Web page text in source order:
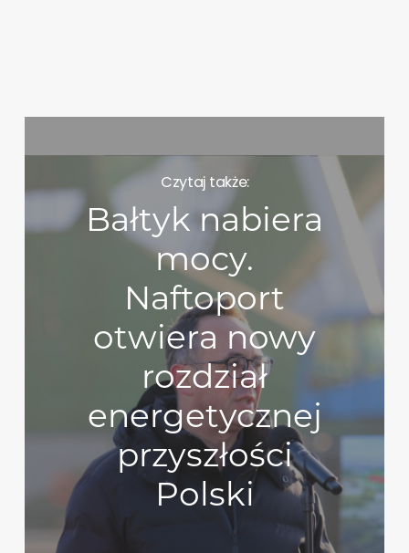
Czytaj także:
Bałtyk nabiera
mocy.
Naftoport
otwiera nowy
rozdział
energetycznej
przyszłości
Polski